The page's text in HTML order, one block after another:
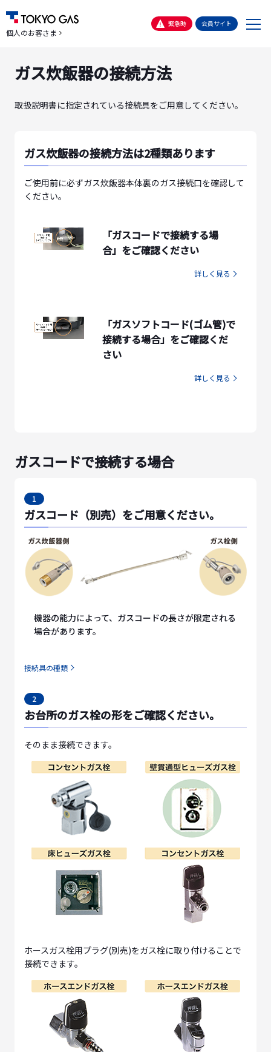
個人のお客さま
緊急時 会員サイト
メ
ガス炊飯器の接続方法
取扱説明書に指定されている接続具をご用意してください。
ガス炊飯器の接続方法は2種類あります
ご使用前に必ずガス炊飯器本体裏のガス接続口を確認して
ください。
「ガスコードで接続する場
合」をご確認ください
詳しく見る
「ガスソフトコード(ゴム管)で
接続する場合」をご確認くだ
さい
詳しく見る
ガスコードで接続する場合
1
ガスコード（別売）をご用意ください。
機器の能力によって、ガスコードの長さが限定される
場合があります。
接続具の種類
2
お台所のガス栓の形をご確認ください。
そのまま接続できます。
ホースガス栓用プラグ(別売)をガス栓に取り付けることで
接続できます。